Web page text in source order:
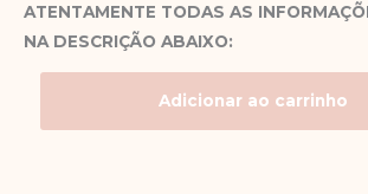
ATENTAMENTE TODAS AS
NA DESCRIÇÃO ABAIXO:
Adicionar ao carrinho